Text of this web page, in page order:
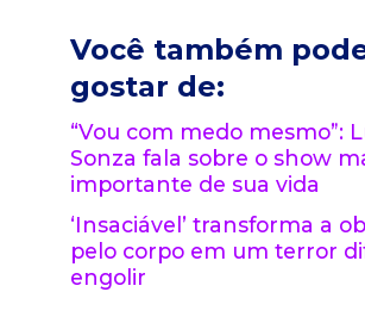
Você também
gostar de:
“Vou com medo mesmo”:
Sonza fala sobre o show
importante de sua vida
‘Insaciável’ transforma a
pelo corpo em um terror
engolir